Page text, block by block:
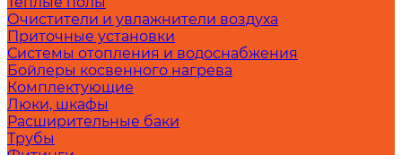
Очистители и увлажнители воздуха
Приточные установки
Системы отопления и водоснабжения
Бойлеры косвенного нагрева
Комплектующие
Люки, шкафы
Расширительные баки
Трубы